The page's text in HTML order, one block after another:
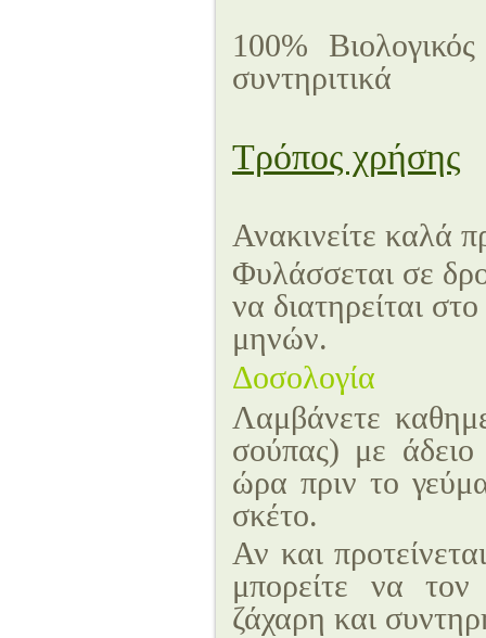
100%
συντηριτικά
Τρόπος χρήσης
Ανακινείτε καλά
Φυλάσσεται σε
να διατηρείται
μηνών.
Δοσολογία
Λαμβάνετε
σούπας) με
ώρα πριν το
σκέτο.
Αν και
μπορείτε να
ζάχαρη και